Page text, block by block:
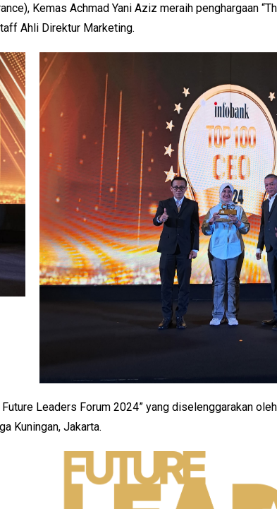
Kemas Achmad Yani Aziz meraih penghargaan
Ahli Direktur Marketing.
Leaders Forum 2024” yang diselenggarakan
Kuningan, Jakarta.